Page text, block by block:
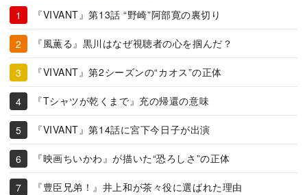
『VIVANT』第13話 “野崎”阿部寛の裏切り
『風薫る』黒川はなぜ視聴者の心を掴んだ？
『VIVANT』第2シーズンの“カオス”の正体
『Tシャツが乾くまで』充の帰還の意味
『VIVANT』第14話に宮下今日子が出演
『映画ちいかわ』が描いた“恐ろしさ”の正体
『豊臣兄弟！』井上和が茶々役に選ばれた理由